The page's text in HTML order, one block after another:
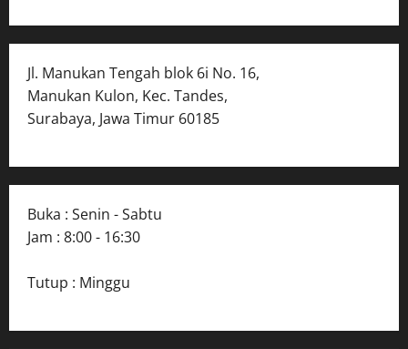
Jl. Manukan Tengah blok 6i No. 16,
Manukan Kulon, Kec. Tandes,
Surabaya, Jawa Timur 60185
Buka : Senin - Sabtu
Jam : 8:00 - 16:30
Tutup : Minggu